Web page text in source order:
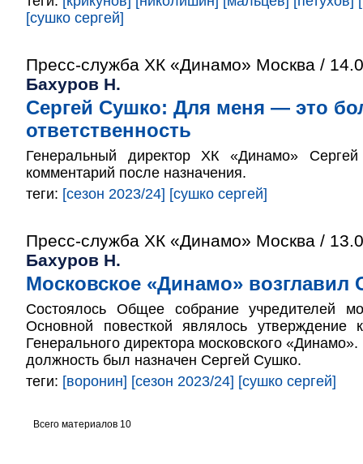
[сушко сергей]
Пресс-служба ХК «Динамо» Москва /
Бахуров Н.
Сергей Сушко: Для меня — это
ответственность
Генеральный директор ХК «Динамо»
комментарий после назначения.
теги: [сезон 2023/24] [сушко сергей]
Пресс-служба ХК «Динамо» Москва /
Бахуров Н.
Московское «Динамо» возглавил
Состоялось Общее собрание учредителей
Основной повесткой являлось утверждение
Генерального директора московского
должность был назначен Сергей Сушко.
теги: [воронин] [сезон 2023/24] [сушко сергей]
Всего материалов 10